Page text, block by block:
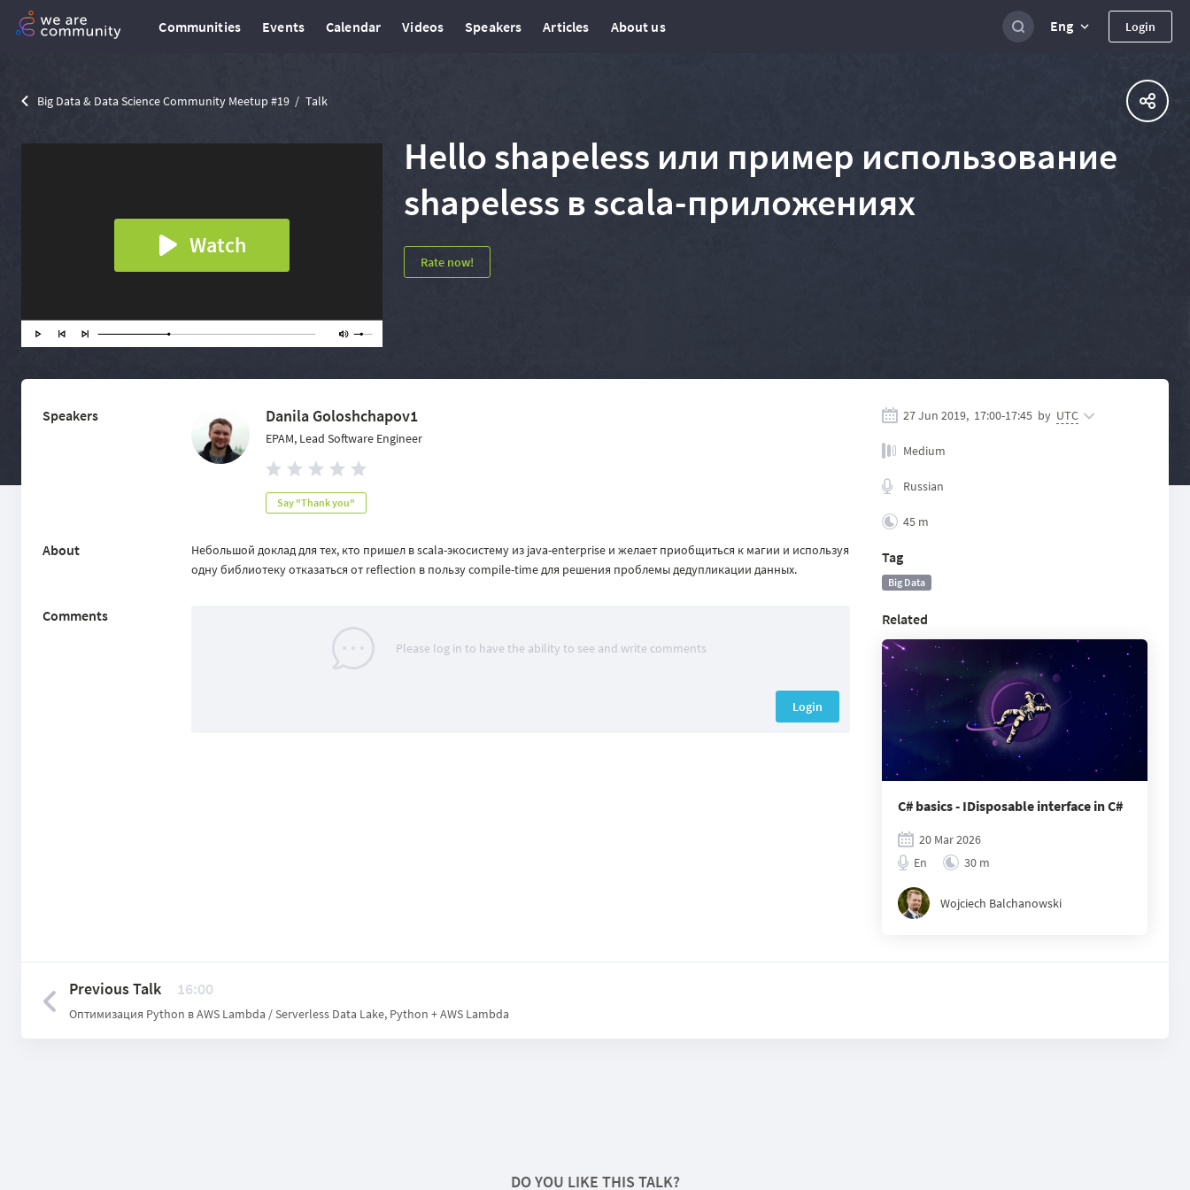
Communities Events Calendar Videos Speakers Articles About us Eng Login
Big Data & Data Science Community Meetup #19 Talk
Watch
Hello shapeless или пример использование
shapeless в scala-приложениях
Rate now!
Speakers Danila Goloshchapov1
EPAM, Lead Software Engineer
Say "Thank you"
About
Небольшой доклад для тех, кто пришел в scala-экосистему из java-enterprise и желает приобщиться к магии и используя
одну библиотеку отказаться от reflection в пользу compile-time для решения проблемы дедупликации данных.
Comments
Please log in to have the ability to see and write comments
Login
27 Jun 2019, 17:00-17:45 by UTC
Medium
Russian
45 m
Tag
Big Data
Related
C# basics - IDisposable interface in C#
20 Mar 2026
En
30 m
Wojciech Balchanowski
Previous Talk 16:00
Оптимизация Python в AWS Lambda / Serverless Data Lake, Python + AWS Lambda
DO YOU LIKE THIS TALK?